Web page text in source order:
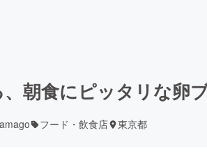
朝食にピッタリな卵
フード・飲食店 東京都